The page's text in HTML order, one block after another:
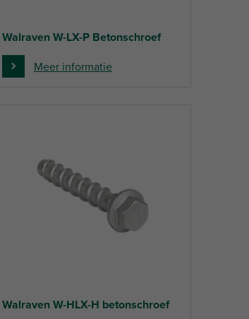
Walraven W-LX-P Betonschroef
Meer informatie
Walraven W-HLX-H betonschroef